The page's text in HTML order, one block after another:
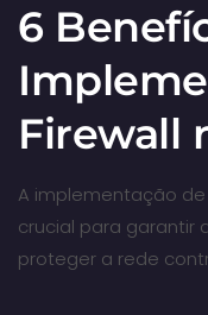
6
Firewall
A implementação
crucial para garantir
proteger a rede